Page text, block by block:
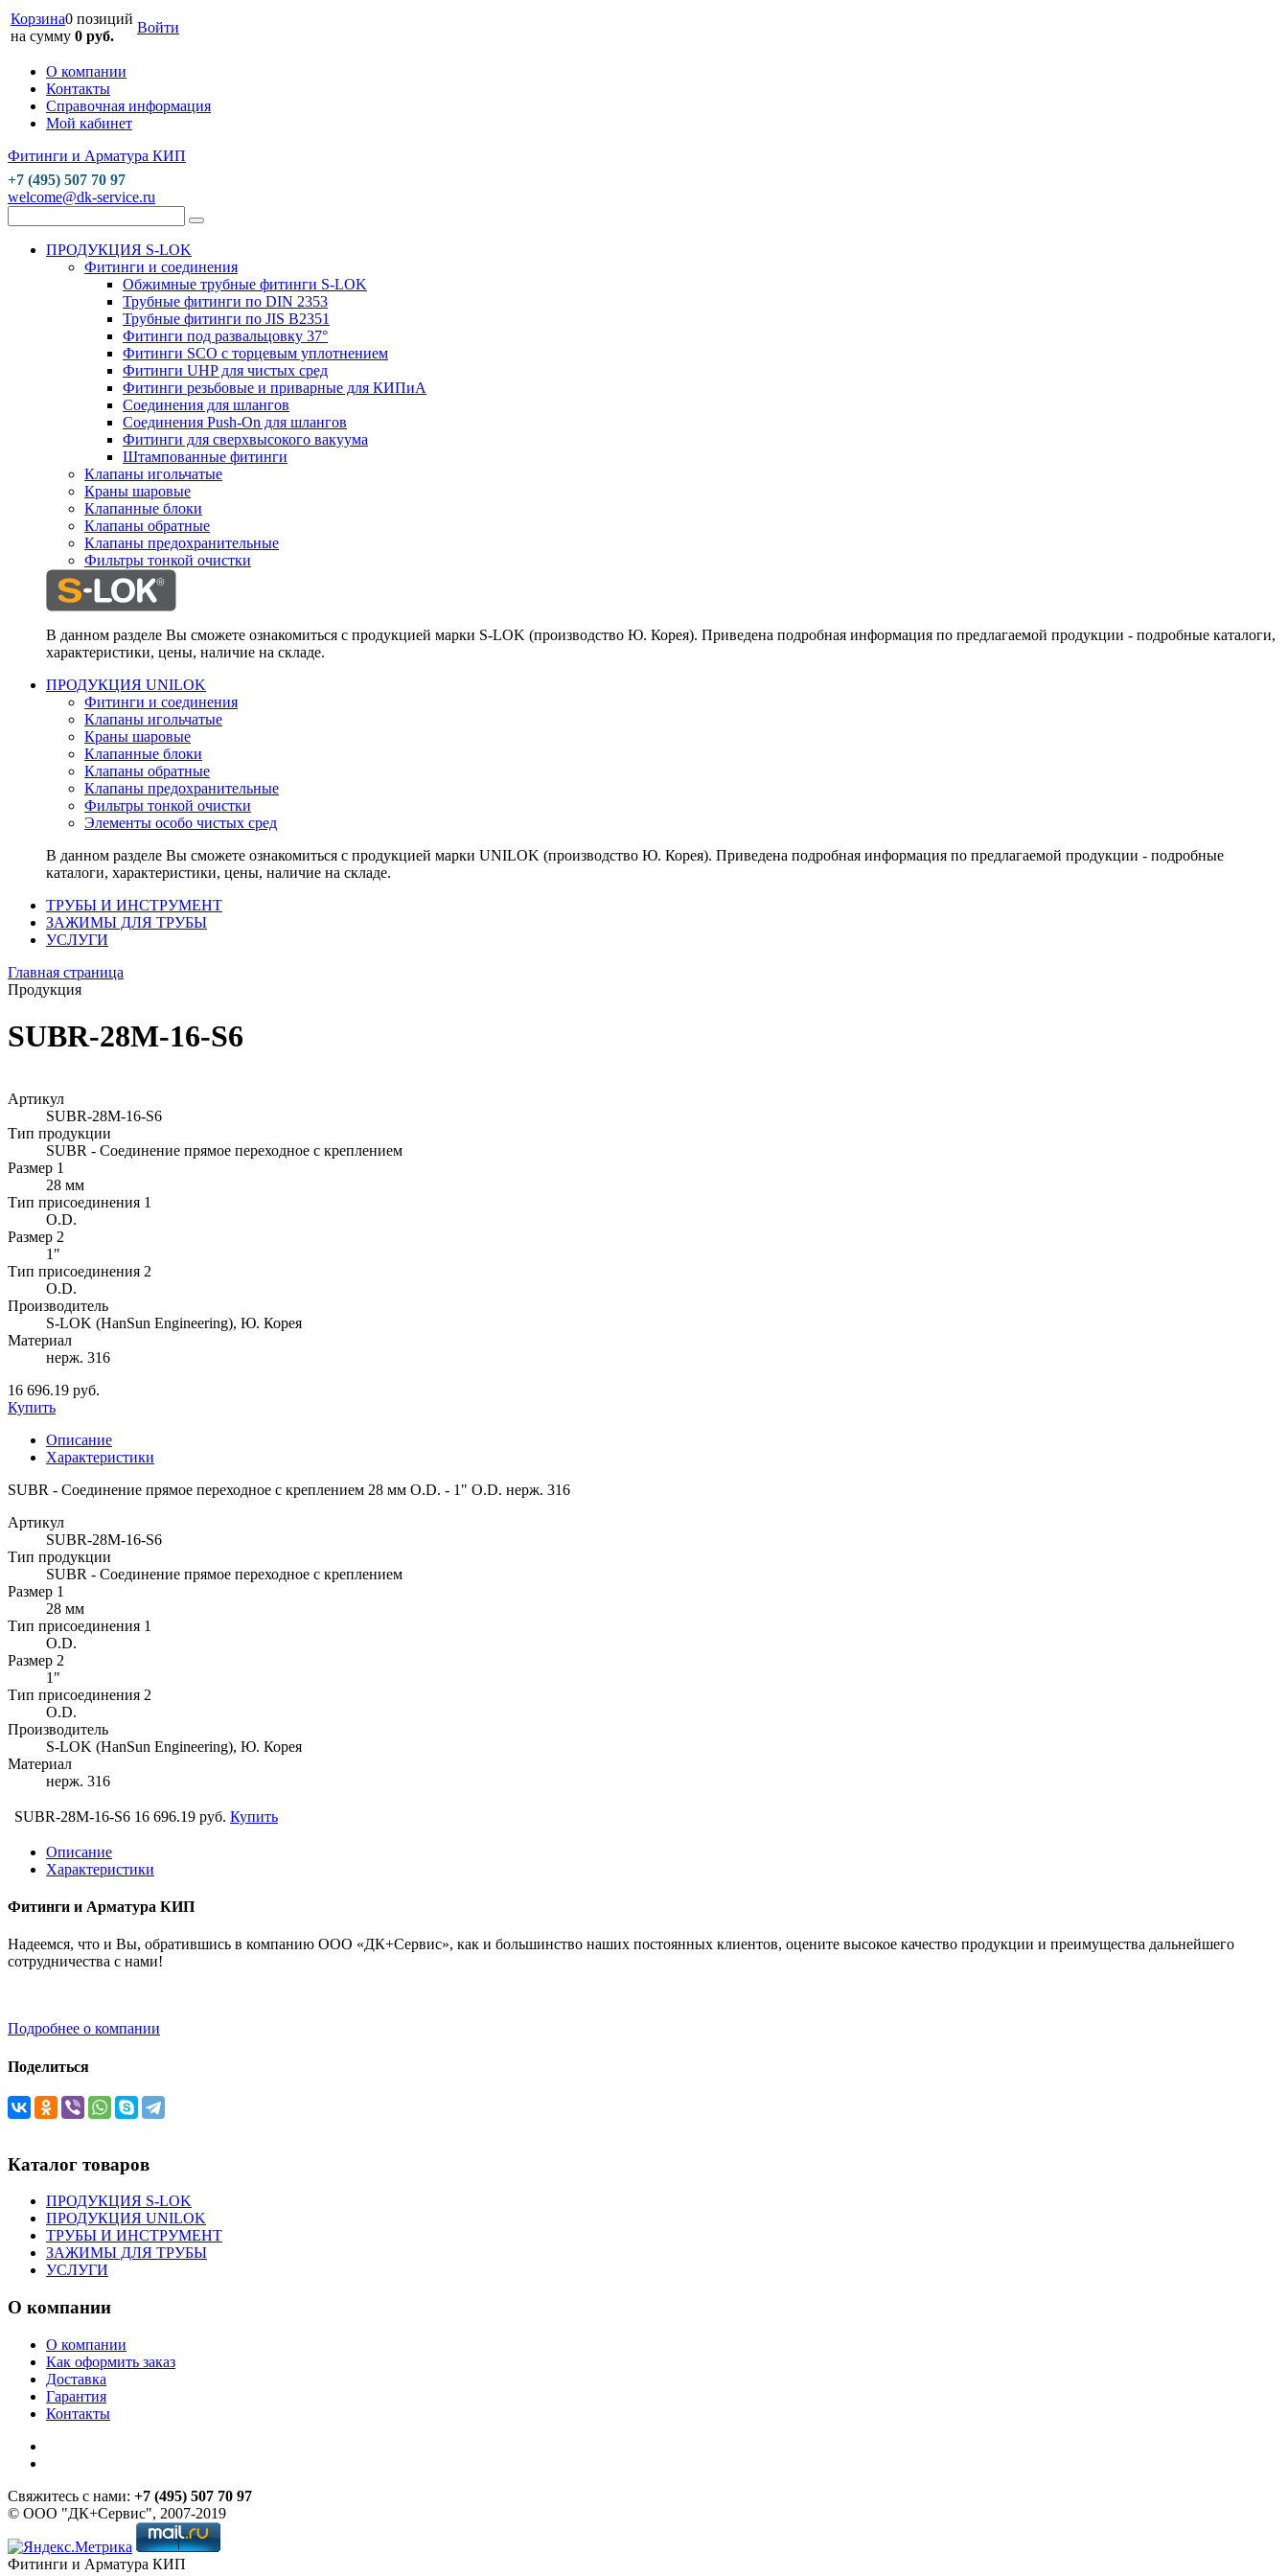
Корзина0 позиций
на сумму 0 руб.
Войти
О компании
Контакты
Справочная информация
Мой кабинет
Фитинги и Арматура КИП
+7 (495) 507 70 97
welcome@dk-service.ru
ПРОДУКЦИЯ S-LOK
Фитинги и соединения
Обжимные трубные фитинги S-LOK
Трубные фитинги по DIN 2353
Трубные фитинги по JIS B2351
Фитинги под развальцовку 37°
Фитинги SCO с торцевым уплотнением
Фитинги UHP для чистых сред
Фитинги резьбовые и приварные для КИПиА
Соединения для шлангов
Соединения Push-On для шлангов
Фитинги для сверхвысокого вакуума
Штампованные фитинги
Клапаны игольчатые
Краны шаровые
Клапанные блоки
Клапаны обратные
Клапаны предохранительные
Фильтры тонкой очистки
В данном разделе Вы сможете ознакомиться с продукцией марки S-LOK (производство Ю. Корея). Приведена подробная информация по предлагаемой продукции - подробные каталоги,
характеристики, цены, наличие на складе.
ПРОДУКЦИЯ UNILOK
Фитинги и соединения
Клапаны игольчатые
Краны шаровые
Клапанные блоки
Клапаны обратные
Клапаны предохранительные
Фильтры тонкой очистки
Элементы особо чистых сред
В данном разделе Вы сможете ознакомиться с продукцией марки UNILOK (производство Ю. Корея). Приведена подробная информация по предлагаемой продукции - подробные
каталоги, характеристики, цены, наличие на складе.
ТРУБЫ И ИНСТРУМЕНТ
ЗАЖИМЫ ДЛЯ ТРУБЫ
УСЛУГИ
Главная страница
Продукция
SUBR-28M-16-S6
Артикул
SUBR-28M-16-S6
Тип продукции
SUBR - Соединение прямое переходное с креплением
Размер 1
28 мм
Тип присоединения 1
O.D.
Размер 2
1"
Тип присоединения 2
O.D.
Производитель
S-LOK (HanSun Engineering), Ю. Корея
Материал
нерж. 316
16 696.19 руб.
Купить
Описание
Характеристики
SUBR - Соединение прямое переходное с креплением 28 мм O.D. - 1" O.D. нерж. 316
Артикул
SUBR-28M-16-S6
Тип продукции
SUBR - Соединение прямое переходное с креплением
Размер 1
28 мм
Тип присоединения 1
O.D.
Размер 2
1"
Тип присоединения 2
O.D.
Производитель
S-LOK (HanSun Engineering), Ю. Корея
Материал
нерж. 316
SUBR-28M-16-S6 16 696.19 руб. Купить
Описание
Характеристики
Фитинги и Арматура КИП
Надеемся, что и Вы, обратившись в компанию ООО «ДК+Сервис», как и большинство наших постоянных клиентов, оцените высокое качество продукции и преимущества дальнейшего
сотрудничества с нами!
Подробнее о компании
Поделиться
Каталог товаров
ПРОДУКЦИЯ S-LOK
ПРОДУКЦИЯ UNILOK
ТРУБЫ И ИНСТРУМЕНТ
ЗАЖИМЫ ДЛЯ ТРУБЫ
УСЛУГИ
О компании
О компании
Как оформить заказ
Доставка
Гарантия
Контакты
Свяжитесь с нами: +7 (495) 507 70 97
© ООО "ДК+Сервис", 2007-2019
Фитинги и Арматура КИП